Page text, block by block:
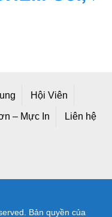
Hội Viên
– Mực In Liên hệ
Bản quyền của